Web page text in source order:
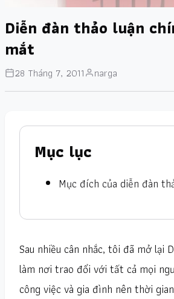
Diễn đàn thảo luận
mắt
28 Tháng 7, 2011 narga
Mục lục
Mục đích của diễn đàn
Sau nhiều cân nhắc, tôi đã mở lại
làm nơi trao đổi với tất cả mọi
công việc và gia đình nên thời